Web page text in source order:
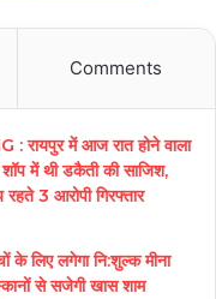
Comments
रायपुर में आज रात होने वाला
में थी डकैती की साजिश,
3 आरोपी गिरफ्तार
के लिए लगेगा नि:शुल्क मीना
से सजेगी खास शाम